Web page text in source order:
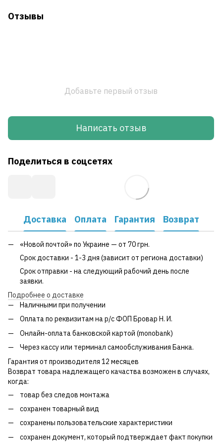
Отзывы
Добавьте первый отзыв
Написать отзыв
Поделиться в соцсетях
Доставка Оплата Гарантия Возврат
«Новой почтой» по Украине — от 70 грн.
Срок доставки - 1-3 дня (зависит от региона доставки)
Срок отправки - на следующий рабочий день после
заявки.
Подробнее о доставке
Наличными при получении
Оплата по реквизитам на р/с ФОП Бровар Н. И.
Онлайн-оплата банковской картой (monobank)
Через кассу или терминал самообслуживания Банка.
Гарантия от производителя 12 месяцев
Возврат товара надлежащего качаства возможен в случаях,
когда:
товар без следов монтажа
сохранен товарный вид
сохранены пользовательские характеристики
сохранен документ, который подтверждает факт покупки